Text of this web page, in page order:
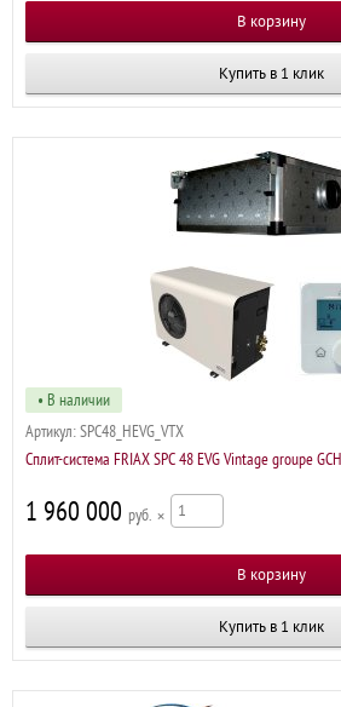
Купить в 1 клик
• В наличии
Артикул: SPC48_HEVG_VTX
Сплит-система FRIAX SPC 48 EVG Vintage groupe GCH
1 960 000 р ×
Купить в 1 клик